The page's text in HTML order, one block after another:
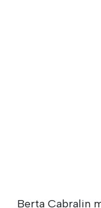
Berta Cabralin